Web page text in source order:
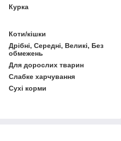
Курка
Коти/кішки
Дрібні, Середні, Великі, Без
обмежень
Для дорослих тварин
Слабке харчування
Сухі корми